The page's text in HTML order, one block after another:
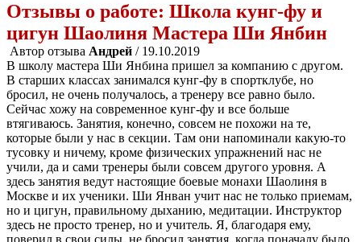
Отзывы о работе: Школа кунг-фу и
цигун Шаолиня Мастера Ши Янбин
Автор отзыва Андрей / 19.10.2019
В школу мастера Ши Янбина пришел за компанию с другом.
В старших классах занимался кунг-фу в спортклубе, но
бросил, не очень получалось, а тренеру все равно было.
Сейчас хожу на современное кунг-фу и все больше
втягиваюсь. Занятия, конечно, совсем не похожи на те,
которые были у нас в секции. Там они напоминали какую-то
тусовку и ничему, кроме физических упражнений нас не
учили, да и сами тренеры были совсем другого уровня. А
здесь занятия ведут настоящие боевые монахи Шаолиня в
Москве и их ученики. Ши Янван учит нас не только приемам,
но и цигун, правильному дыханию, медитации. Инструктор
здесь не просто тренер, но и учитель. Я, благодаря ему,
поверил в свои силы, не бросил занятия, когда поначалу было